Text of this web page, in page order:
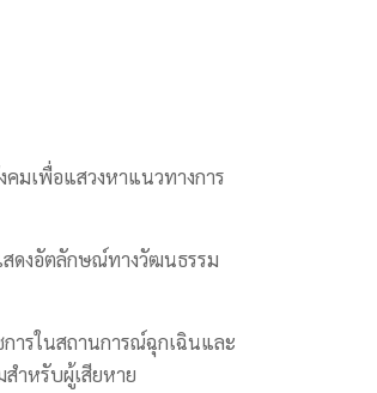
มเพื่อแสวงหาแนวทางการ
ดงอัตลักษณ์ทางวัฒนธรรม
ารในสถานการณ์ฉุกเฉินและ
ำหรับผู้เสียหาย